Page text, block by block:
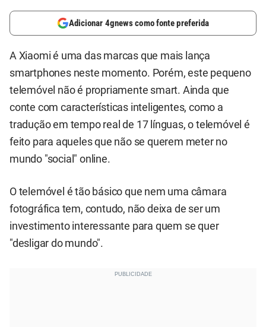
Adicionar 4gnews como fonte preferida
A Xiaomi é uma das marcas que mais lança
smartphones neste momento. Porém, este pequeno
telemóvel não é propriamente smart. Ainda que
conte com características inteligentes, como a
tradução em tempo real de 17 línguas, o telemóvel é
feito para aqueles que não se querem meter no
mundo "social" online.
O telemóvel é tão básico que nem uma câmara
fotográfica tem, contudo, não deixa de ser um
investimento interessante para quem se quer
"desligar do mundo".